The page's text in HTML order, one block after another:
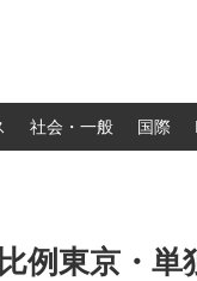
社会・一般 国際
例東京・